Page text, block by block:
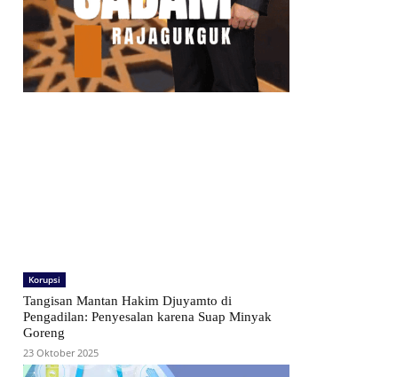
Korupsi
Tangisan Mantan Hakim Djuyamto di
Pengadilan: Penyesalan karena Suap Minyak
Goreng
23 Oktober 2025